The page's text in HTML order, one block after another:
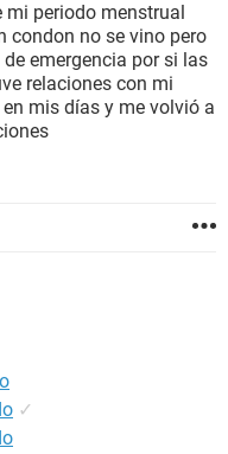
mi periodo menstrual
condon no se vino pero
emergencia por si las
relaciones con mi
mis días y me volvió a
✓